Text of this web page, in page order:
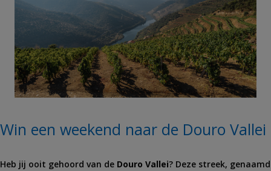
Win een weekend naar de Douro Vallei
Heb jij ooit gehoord van de Douro Vallei? Deze streek, genaamd